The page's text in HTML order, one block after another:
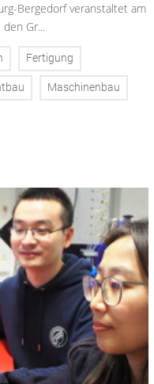
Bergedorf veranstaltet am
Gr...
Fertigung
Maschinenbau